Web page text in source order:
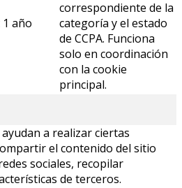
1 año
correspondiente de la
categoría y el estado
de CCPA. Funciona
solo en coordinación
con la cookie
principal.
a realizar ciertas
el contenido del sitio
sociales, recopilar
de terceros.